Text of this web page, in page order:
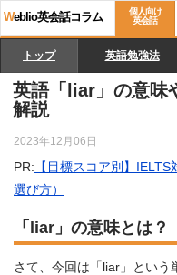
Weblio英会話コラム
個人向け
英会話
トップ 英語勉強法
英語「liar」の意味
解説
2023年12月06日
PR: 【目標スコア別】
選び方）
「liar」の意味とは？
さて、今回は「liar」という